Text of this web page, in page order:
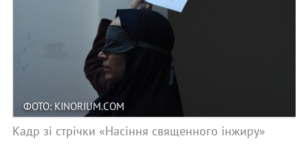
ФОТО: KINORIUM.COM
Кадр зі стрічки «Насіння священного інжиру»